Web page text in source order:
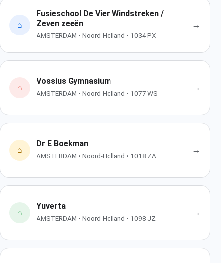
⌂
Fusieschool De Vier Windstreken /
Zeven zeeën
AMSTERDAM • Noord-Holland • 1034 PX
→
⌂
Vossius Gymnasium
AMSTERDAM • Noord-Holland • 1077 WS
→
⌂
Dr E Boekman
AMSTERDAM • Noord-Holland • 1018 ZA
→
⌂
Yuverta
AMSTERDAM • Noord-Holland • 1098 JZ
→